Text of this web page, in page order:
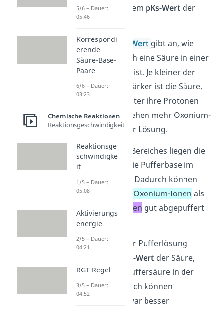
entspricht dabei dem pKs-Wert der
Puffersäure.
Hinweis: DerpKs-Wert gibt an, wie
stark oder schwach eine Säure in einer
wässrigen Lösung ist. Je kleiner der
pKs-Wert, desto stärker ist die Säure.
Sie gibt somit leichter ihre Protonen
ab. Dadurch entstehen mehr Oxonium-
Ionen (H O+) in der Lösung.
Innerhalb des pH-Bereiches liegen die
Puffersäure und die Pufferbase im
Verhältnis 1:1
vor. Dadurch können
sowohl zugefügte Oxonium-Ionen als
auch Hydroxid-Ionen gut abgepuffert
werden.
Ist der pH-Wert der Pufferlösung
pKs-Wert der Säure,
dann liegt mehr Puffersäure in der
Lösung vor. Dadurch können
Hydroxid-Ionen zwar besser
5/6 – Dauer:
05:46
Korrespondi
erende
Säure-Base-
Paare
6/6 – Dauer:
03:23
Chemische Reaktionen
Reaktionsgeschwindigkeit
Reaktionsge
schwindigke
it
1/5 – Dauer:
05:08
Aktivierungs
energie
2/5 – Dauer:
04:21
RGT Regel
3/5 – Dauer:
04:52